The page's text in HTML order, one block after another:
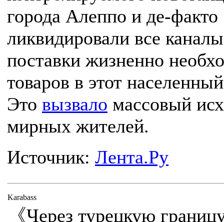
города Алеппо и де-факто
ликвидировали все каналы
поставки жизненно
товаров в этот
Это вызвало массовый
мирных жителей.
Источник: Лента.Ру
Karabass
《Через турецкую